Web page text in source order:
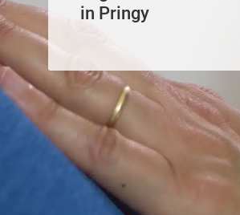
in Pringy